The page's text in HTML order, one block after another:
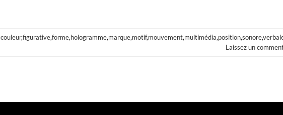
couleur,figurative,forme,hologramme,marque,motif,mouvement,multimédia,position,sonore,
Laissez un